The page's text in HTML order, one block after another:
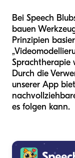
Bei Speech
bauen
Prinzipien
Sprachtherapie
Durch die
unserer App
es folgen kann.